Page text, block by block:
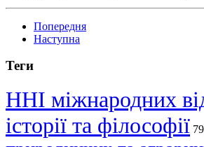
Попередня
Наступна
Теги
ННІ міжнародних
історії та філософії